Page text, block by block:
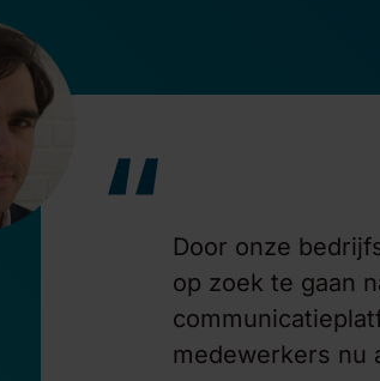
“ Door onze
op zoek te gaan
medewerkers nu